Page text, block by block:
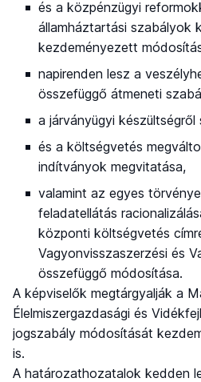
és a közpénzügyi
államháztartási szabályok
kezdeményezett
napirenden lesz a
összefüggő átmeneti
a járványügyi
és a költségvetés
indítványok megvitatása,
valamint az egyes
feladatellátás
központi költségvetés
Vagyonvisszaszerzési és
összefüggő módosítása.
A képviselők megtárgyalják a
Élelmiszergazdasági és
jogszabály módosítását
is.
A határozathozatalok kedden